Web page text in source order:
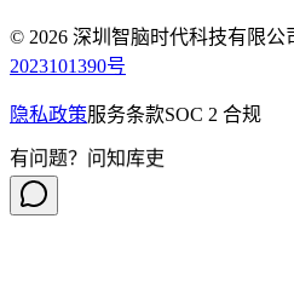
© 2026 深圳智脑时代科技有限
2023101390号
隐私政策服务条款SOC 2 合规
有问题？问知库吏